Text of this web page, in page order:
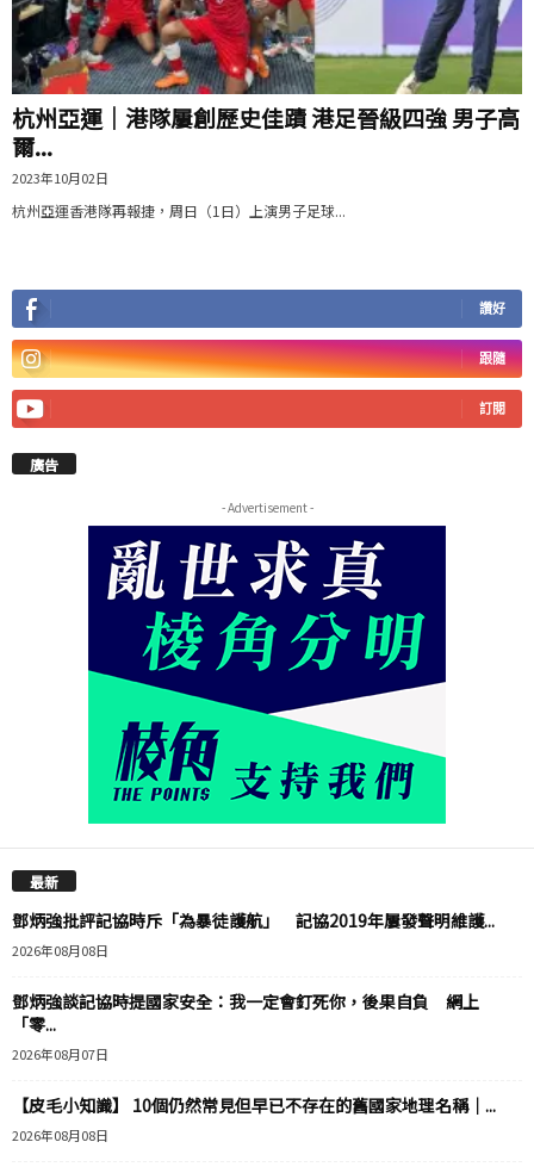
杭州亞運｜港隊屢創歷史佳蹟 港足晉級四強 男子高
爾...
2023年10月02日
杭州亞運香港隊再報捷，周日（1日）上演男子足球...
讚好
跟隨
訂閱
廣告
- Advertisement -
最新
鄧炳強批評記協時斥「為暴徒護航」 記協2019年屢發聲明維護...
2026年08月08日
鄧炳強談記協時提國家安全：我一定會釘死你，後果自負 網上
「零...
2026年08月07日
【皮毛小知識】 10個仍然常見但早已不存在的舊國家地理名稱｜...
2026年08月08日